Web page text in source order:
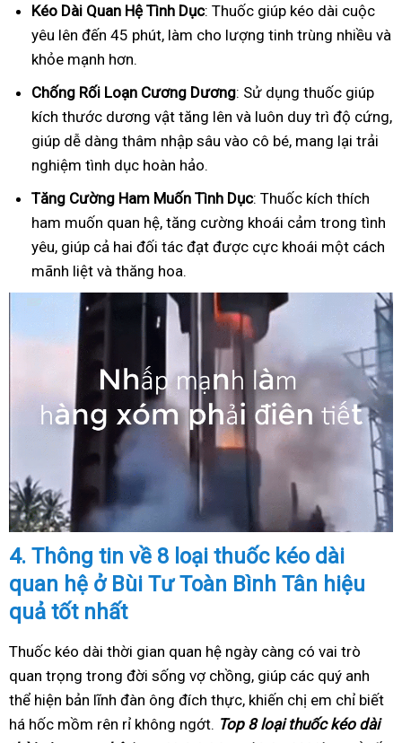
Kéo Dài Quan Hệ Tình Dục: Thuốc giúp kéo dài cuộc
yêu lên đến 45 phút, làm cho lượng tinh trùng nhiều và
khỏe mạnh hơn.
Chống Rối Loạn Cương Dương: Sử dụng thuốc giúp
kích thước dương vật tăng lên và luôn duy trì độ cứng,
giúp dễ dàng thâm nhập sâu vào cô bé, mang lại trải
nghiệm tình dục hoàn hảo.
Tăng Cường Ham Muốn Tình Dục: Thuốc kích thích
ham muốn quan hệ, tăng cường khoái cảm trong tình
yêu, giúp cả hai đối tác đạt được cực khoái một cách
mãnh liệt và thăng hoa.
4. Thông tin về 8 loại thuốc kéo dài
quan hệ ở Bùi Tư Toàn Bình Tân hiệu
quả tốt nhất
Thuốc kéo dài thời gian quan hệ ngày càng có vai trò
quan trọng trong đời sống vợ chồng, giúp các quý anh
thể hiện bản lĩnh đàn ông đích thực, khiến chị em chỉ biết
há hốc mồm rên rỉ không ngớt. Top 8 loại thuốc kéo dài